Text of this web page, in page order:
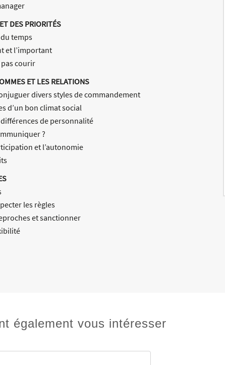
DES PRIORITÉS
temps
et l’important
courir
ET LES RELATIONS
divers styles de commandement
d’un bon climat social
de personnalité
?
et l’autonomie
les règles
et sanctionner
également vous intéresser